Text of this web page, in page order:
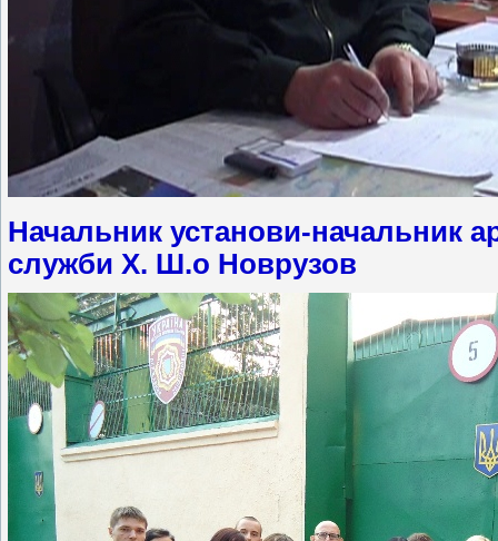
Начальник установи-начальник
служби Х. Ш.о Новрузов